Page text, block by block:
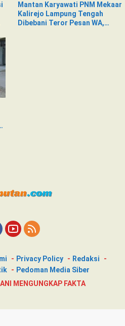
Mantan Karyawati PNM Mekaar
Kalirejo Lampung Tengah
Dibebani Teror Pesan WA,
Privacy Policy
Redaksi
Pedoman Media Siber
MENGUNGKAP FAKTA